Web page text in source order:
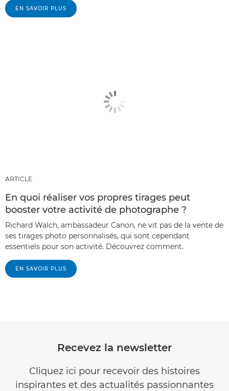
EN SAVOIR PLUS
ARTICLE
En quoi réaliser vos propres tirages peut
booster votre activité de photographe ?
Richard Walch, ambassadeur Canon, ne vit pas de la vente de
ses tirages photo personnalisés, qui sont cependant
essentiels pour son activité. Découvrez comment.
EN SAVOIR PLUS
Recevez la newsletter
Cliquez ici pour recevoir des histoires
inspirantes et des actualités passionnantes